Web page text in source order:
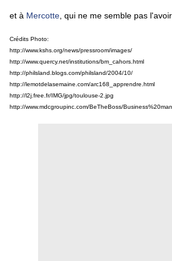
et à Mercotte , qui ne me semble pas l'avoir
Crédits Photo:
http://www.kshs.org/news/pressroom/images/
http://www.quercy.net/institutions/bm_cahors.html
http://philsland.blogs.com/philsland/2004/10/
http://lemotdelasemaine.com/arc168_apprendre.html
http://l2j.free.fr/IMG/jpg/toulouse-2.jpg
http://www.mdcgroupinc.com/BeTheBoss/